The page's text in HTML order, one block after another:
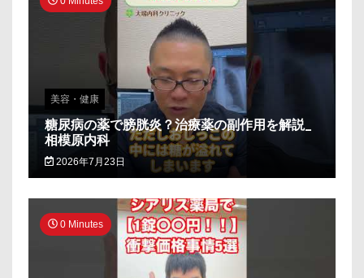
美容・健康
糖尿病の薬で膀胱炎？治療薬の副作用を解説_
相模原内科
2026年7月23日
0 Minutes